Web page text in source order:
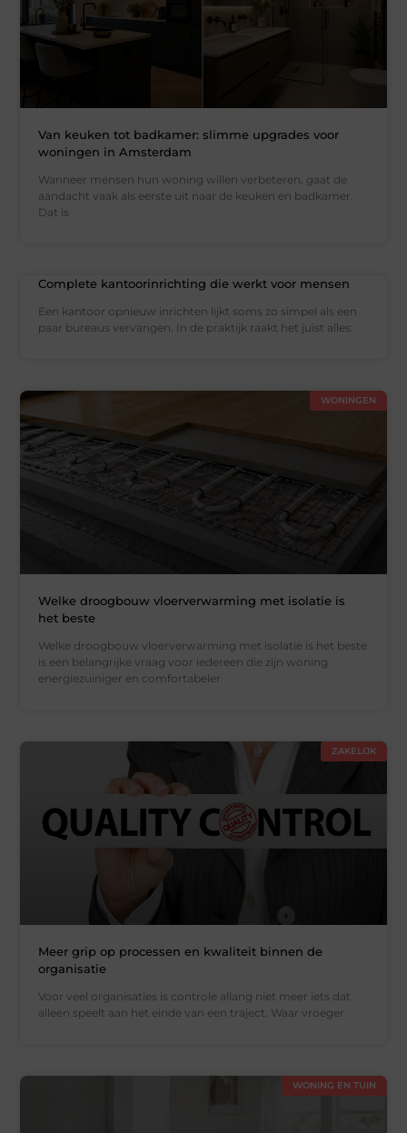
Van keuken tot badkamer: slimme upgrades voor
woningen in Amsterdam
Wanneer mensen hun woning willen verbeteren, gaat de
aandacht vaak als eerste uit naar de keuken en badkamer.
Dat is
Complete kantoorinrichting die werkt voor mensen
Een kantoor opnieuw inrichten lijkt soms zo simpel als een
paar bureaus vervangen. In de praktijk raakt het juist alles:
WONINGEN
Welke droogbouw vloerverwarming met isolatie is
het beste
Welke droogbouw vloerverwarming met isolatie is het beste
is een belangrijke vraag voor iedereen die zijn woning
energiezuiniger en comfortabeler
ZAKELIJK
Meer grip op processen en kwaliteit binnen de
organisatie
Voor veel organisaties is controle allang niet meer iets dat
alleen speelt aan het einde van een traject. Waar vroeger
WONING EN TUIN